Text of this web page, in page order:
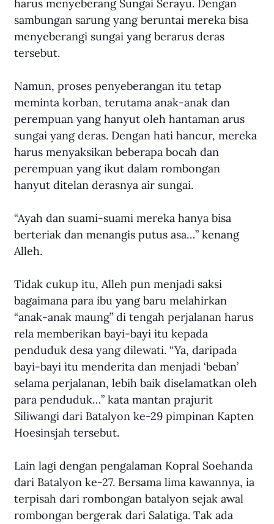
harus menyeberang Sungai Serayu. Dengan
sambungan sarung yang beruntai mereka bisa
menyeberangi sungai yang berarus deras
tersebut.
Namun, proses penyeberangan itu tetap
meminta korban, terutama anak-anak dan
perempuan yang hanyut oleh hantaman arus
sungai yang deras. Dengan hati hancur, mereka
harus menyaksikan beberapa bocah dan
perempuan yang ikut dalam rombongan
hanyut ditelan derasnya air sungai.
“Ayah dan suami-suami mereka hanya bisa
berteriak dan menangis putus asa…” kenang
Alleh.
Tidak cukup itu, Alleh pun menjadi saksi
bagaimana para ibu yang baru melahirkan
“anak-anak maung” di tengah perjalanan harus
rela memberikan bayi-bayi itu kepada
penduduk desa yang dilewati. “Ya, daripada
bayi-bayi itu menderita dan menjadi ‘beban’
selama perjalanan, lebih baik diselamatkan oleh
para penduduk…” kata mantan prajurit
Siliwangi dari Batalyon ke-29 pimpinan Kapten
Hoesinsjah tersebut.
Lain lagi dengan pengalaman Kopral Soehanda
dari Batalyon ke-27. Bersama lima kawannya, ia
terpisah dari rombongan batalyon sejak awal
rombongan bergerak dari Salatiga. Tak ada